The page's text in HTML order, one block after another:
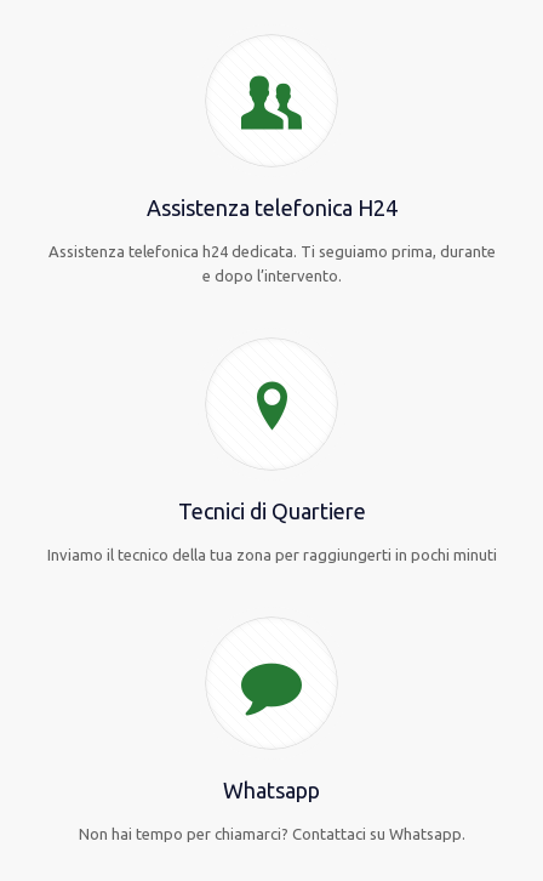
Assistenza telefonica H24
Assistenza telefonica h24 dedicata. Ti seguiamo prima, durante
e dopo l’intervento.
Tecnici di Quartiere
Inviamo il tecnico della tua zona per raggiungerti in pochi minuti
Whatsapp
Non hai tempo per chiamarci? Contattaci su Whatsapp.